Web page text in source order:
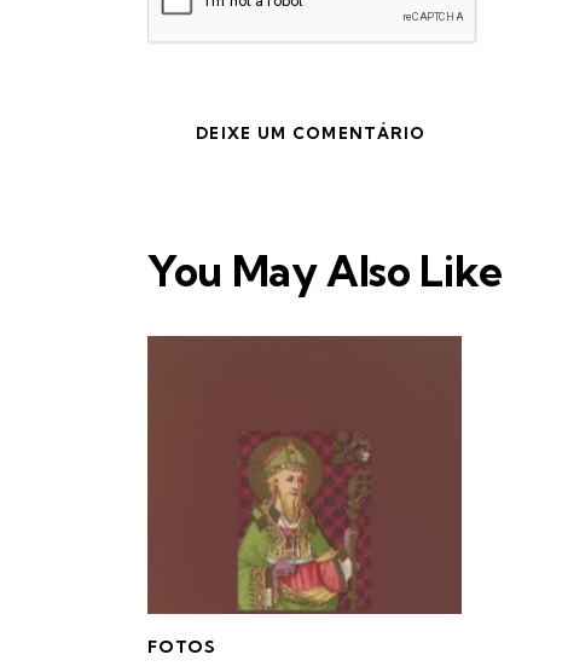
You May Also Like
FOTOS